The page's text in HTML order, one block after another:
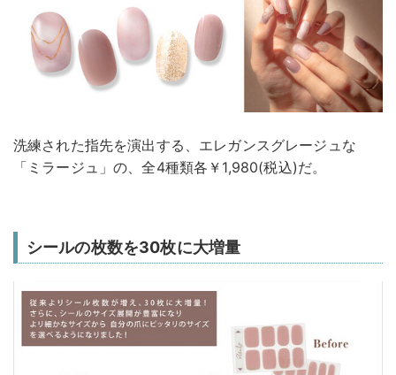
洗練された指先を演出する、エレガンスグレージュな
「ミラージュ」の、全4種類各￥1,980(税込)だ。
シールの枚数を30枚に大増量